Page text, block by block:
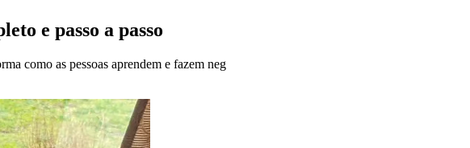
e passo a passo
como as pessoas aprendem e fazem neg